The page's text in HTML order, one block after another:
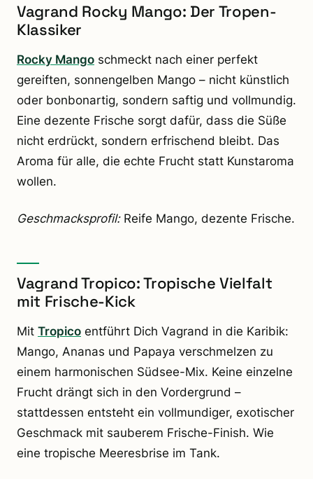
Vagrand Rocky Mango: Der Tropen-
Klassiker
Rocky Mango schmeckt nach einer perfekt
gereiften, sonnengelben Mango – nicht künstlich
oder bonbonartig, sondern saftig und vollmundig.
Eine dezente Frische sorgt dafür, dass die Süße
nicht erdrückt, sondern erfrischend bleibt. Das
Aroma für alle, die echte Frucht statt Kunstaroma
wollen.
Geschmacksprofil:Reife Mango, dezente Frische.
Vagrand Tropico: Tropische Vielfalt
mit Frische-Kick
Mit Tropico entführt Dich Vagrand in die Karibik:
Mango, Ananas und Papaya verschmelzen zu
einem harmonischen Südsee-Mix. Keine einzelne
Frucht drängt sich in den Vordergrund –
stattdessen entsteht ein vollmundiger, exotischer
Geschmack mit sauberem Frische-Finish. Wie
eine tropische Meeresbrise im Tank.